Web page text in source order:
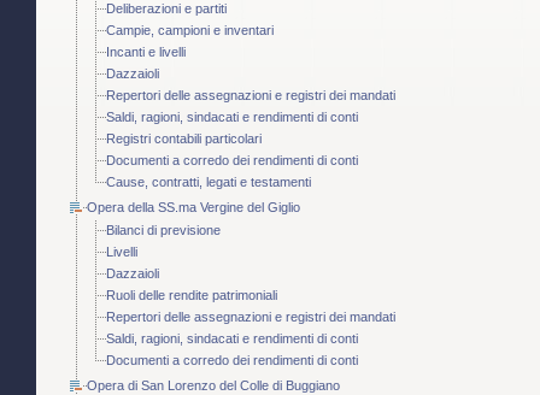
Deliberazioni e partiti
Campie, campioni e inventari
Incanti e livelli
Dazzaioli
Repertori delle assegnazioni e registri dei mandati
Saldi, ragioni, sindacati e rendimenti di conti
Registri contabili particolari
Documenti a corredo dei rendimenti di conti
Cause, contratti, legati e testamenti
Opera della SS.ma Vergine del Giglio
Bilanci di previsione
Livelli
Dazzaioli
Ruoli delle rendite patrimoniali
Repertori delle assegnazioni e registri dei mandati
Saldi, ragioni, sindacati e rendimenti di conti
Documenti a corredo dei rendimenti di conti
Opera di San Lorenzo del Colle di Buggiano